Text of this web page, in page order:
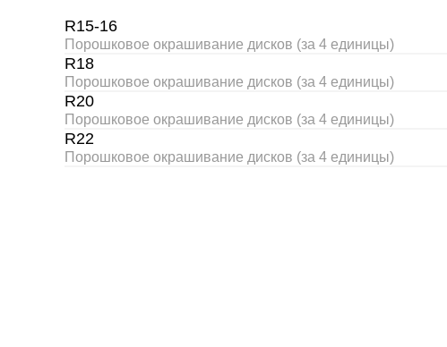
R15-16
Порошковое окрашивание дисков (за 4 единицы)
R18
Порошковое окрашивание дисков (за 4 единицы)
R20
Порошковое окрашивание дисков (за 4 единицы)
R22
Порошковое окрашивание дисков (за 4 единицы)